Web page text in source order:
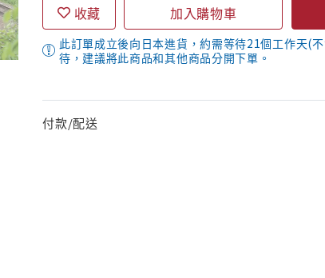
收藏 加入購物車
此訂單成立後向日本進貨，約需等待21個工作天(
待，建議將此商品和其他商品分開下單。
付款/配送